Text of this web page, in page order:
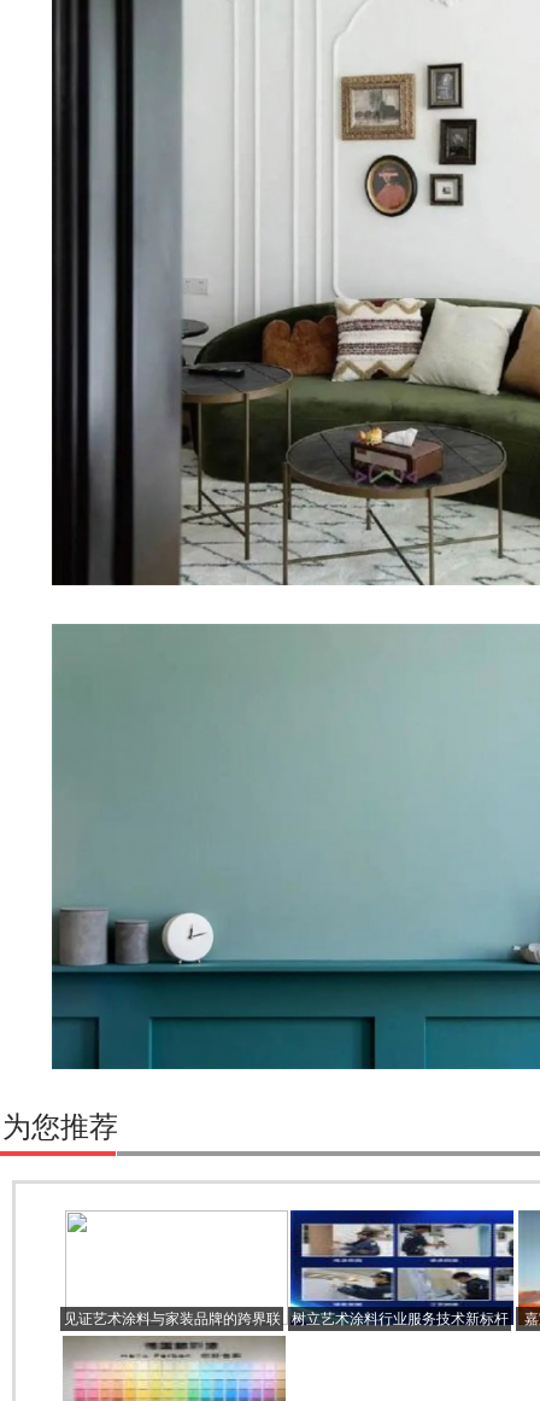
为您推荐
见证艺术涂料与家装品牌的跨界联
合，2023深圳家纺展值得一看
树立艺术涂料行业服务技术新标杆